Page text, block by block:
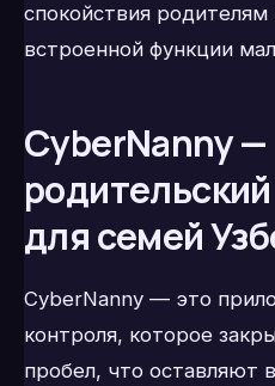
спокойствия родителям
встроенной функции
CyberNanny —
для семей
CyberNanny — это
контроля, которое
пробел, что оставляют